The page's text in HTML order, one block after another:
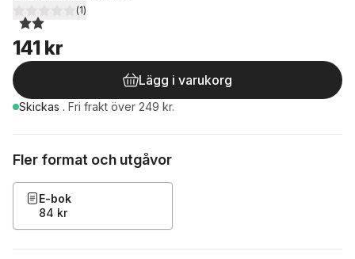
2,0utav 5 stjärnor. Totalt antal röster:
(1)
141 kr
Lägg i varukorg
Skickas . Fri frakt över 249 kr.
Fler format och utgåvor
E-bok
84 kr